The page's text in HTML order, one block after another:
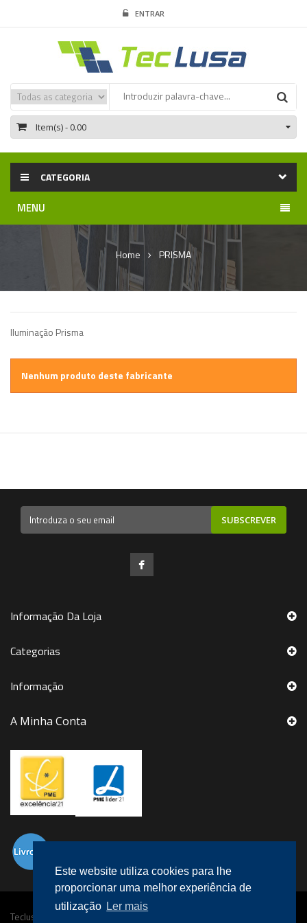
Este website utiliza cookies para lhe
proporcionar uma melhor experiência de
utilização Ler mais
ENTRAR
Item(s)- 0.00
CATEGORIA
MENU
Home PRISMA
Iluminação Prisma
Nenhum produto deste fabricante
SUBSCREVER
Informação Da Loja
Categorias
Informação
A Minha Conta
Teclusa © 2016 Todos os direitos reservados.